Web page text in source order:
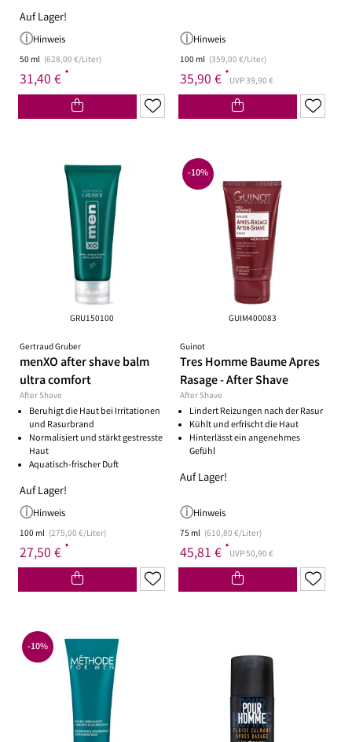
Auf Lager!
Hinweis
50 ml (628,00 €/Liter)
31,40 € *
Hinweis
100 ml (359,00 €/Liter)
35,90 € *UVP 39,90 €
GRU150100
Gertraud Gruber
menXO after shave balm
ultra comfort
After Shave
Beruhigt die Haut bei Irritationen
und Rasurbrand
Normalisiert und stärkt gestresste
Haut
Aquatisch-frischer Duft
Auf Lager!
Hinweis
100 ml (275,00 €/Liter)
27,50 € *
GUIM400083
Guinot
Tres Homme Baume Apres
Rasage - After Shave
After Shave
Lindert Reizungen nach der Rasur
Kühlt und erfrischt die Haut
Hinterlässt ein angenehmes
Gefühl
Auf Lager!
Hinweis
75 ml (610,80 €/Liter)
45,81 € *UVP 50,90 €
-10%
-10%